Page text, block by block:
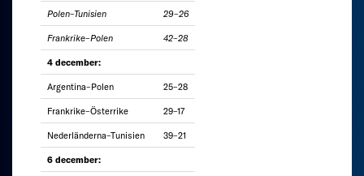
Polen–Tunisien 29–26
Frankrike–Polen 42–28
4 december:
Argentina–Polen 25–28
Frankrike–Österrike 29–17
Nederländerna–Tunisien 39–21
6 december: